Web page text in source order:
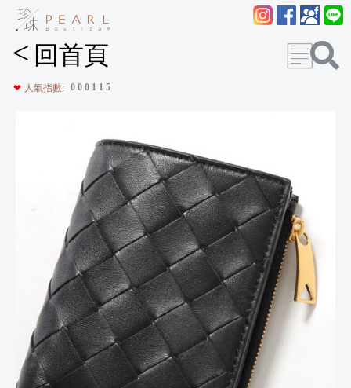
< 回首頁
❤ 人氣指數: 0 0 0 1 1 5